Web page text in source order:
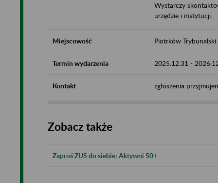
Wystarczy
urzędzie i instytucji.
Miejscowość Piotrków Trybunalski
Termin wydarzenia 2025.12.31 -
Kontakt zgłoszenia
Zobacz także
Zaproś ZUS do siebie: Aktywni 50+